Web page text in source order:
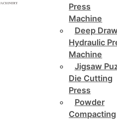
Press
Machine
Deep
Hydraulic
Machine
Jigsaw
Die Cutting
Press
Powder
Compacting